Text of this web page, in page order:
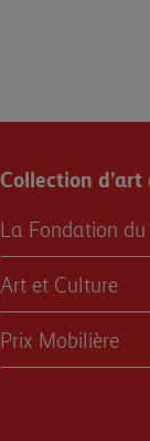
Collection
La Fondation
Art et Culture
Prix Mobilière